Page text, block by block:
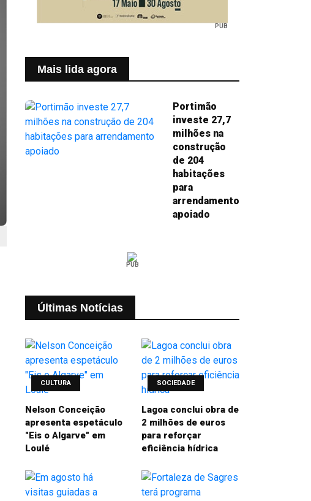
PUB
Mais lida agora
Portimão
investe 27,7
milhões na
construção
de 204
habitações
para
arrendamento
apoiado
PUB
Últimas Notícias
CULTURA
Nelson Conceição
apresenta espetáculo
"Eis o Algarve" em
Loulé
SOCIEDADE
Lagoa conclui obra de
2 milhões de euros
para reforçar
eficiência hídrica